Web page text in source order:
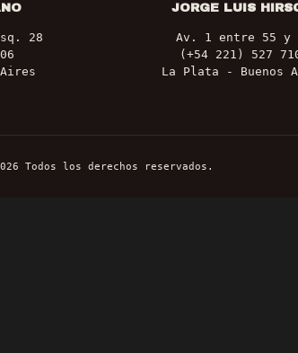
28
JORGE LUIS
Av. 1 entre 55 y
(+54 221) 527
La Plata - Buenos
Todos los derechos reservados.